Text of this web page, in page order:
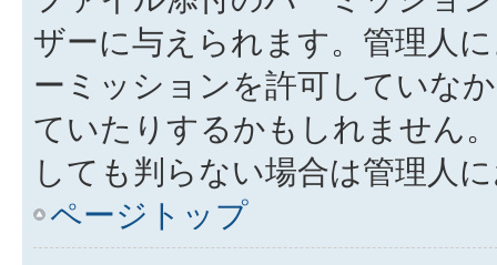
ザーに与えられます。管理人
ーミッションを許可していな
ていたりするかもしれません
しても判らない場合は管理人
ページトップ